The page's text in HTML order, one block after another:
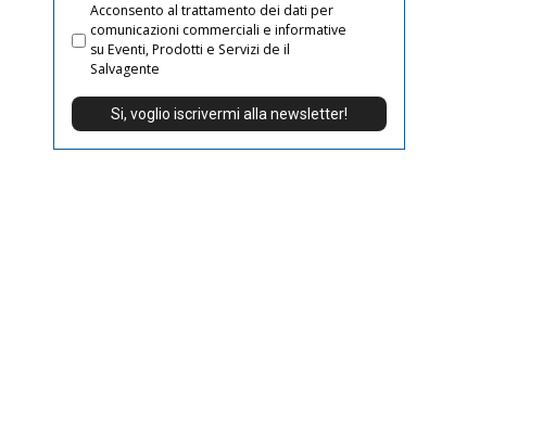
Acconsento al trattamento dei dati per
comunicazioni commerciali e informative
su Eventi, Prodotti e Servizi de il
Salvagente